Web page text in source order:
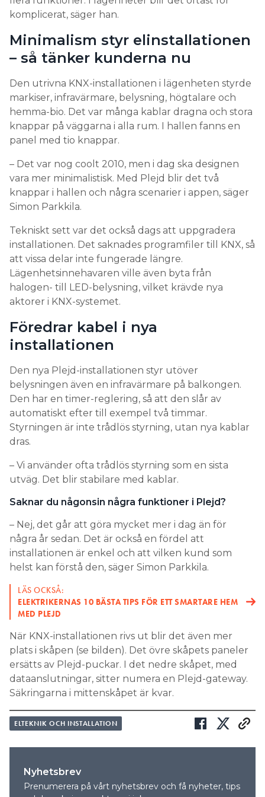
komplicerat, säger han.
Minimalism styr elinstallationen
– så tänker kunderna nu
Den utrivna KNX-installationen i lägenheten styrde
markiser, infravärmare, belysning, högtalare och
hemma-bio. Det var många kablar dragna och stora
knappar på väggarna i alla rum. I hallen fanns en
panel med tio knappar.
– Det var nog coolt 2010, men i dag ska designen
vara mer minimalistisk. Med Plejd blir det två
knappar i hallen och några scenarier i appen, säger
Simon Parkkila.
Tekniskt sett var det också dags att uppgradera
installationen. Det saknades programfiler till KNX, så
att vissa delar inte fungerade längre.
Lägenhetsinnehavaren ville även byta från
halogen- till LED-belysning, vilket krävde nya
aktorer i KNX-systemet.
Föredrar kabel i nya
installationen
Den nya Plejd-installationen styr utöver
belysningen även en infravärmare på balkongen.
Den har en timer-reglering, så att den slår av
automatiskt efter till exempel två timmar.
Styrningen är inte trådlös styrning, utan nya kablar
dras.
– Vi använder ofta trådlös styrning som en sista
utväg. Det blir stabilare med kablar.
Saknar du någonsin några funktioner i Plejd?
– Nej, det går att göra mycket mer i dag än för
några år sedan. Det är också en fördel att
installationen är enkel och att vilken kund som
helst kan förstå den, säger Simon Parkkila.
LÄS OCKSÅ:
ELEKTRIKERNAS 10 BÄSTA TIPS FÖR ETT SMARTARE HEM
MED PLEJD
När KNX-installationen rivs ut blir det även mer
plats i skåpen (se bilden). Det övre skåpets paneler
ersätts av Plejd-puckar. I det nedre skåpet, med
dataanslutningar, sitter numera en Plejd-gateway.
Säkringarna i mittenskåpet är kvar.
ELTEKNIK OCH INSTALLATION
Nyhetsbrev
Prenumerera på vårt nyhetsbrev och få nyheter, tips